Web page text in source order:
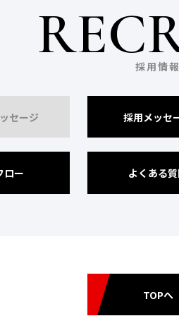
採用情報
セージ 採用メッセ
ロー よくある
TOPへ